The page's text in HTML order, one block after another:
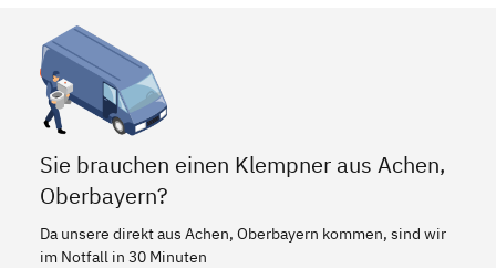
Sie brauchen einen Klempner aus Achen,
Oberbayern?
Da unsere direkt aus Achen, Oberbayern kommen, sind wir
im Notfall in 30 Minuten